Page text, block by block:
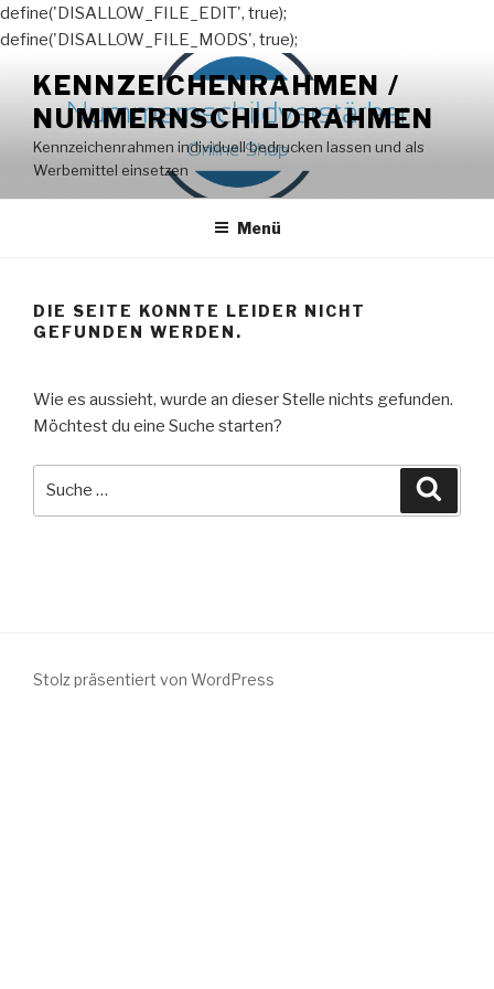
define('DISALLOW_FILE_EDIT', true);
define('DISALLOW_FILE_MODS', true);
Inhalt
springen
KENNZEICHENRAHMEN /
NUMMERNSCHILDRAHMEN
Kennzeichenrahmen individuell bedrucken lassen und als
Werbemittel einsetzen
Menü
DIE SEITE KONNTE LEIDER NICHT
GEFUNDEN WERDEN.
Wie es aussieht, wurde an dieser Stelle nichts gefunden.
Möchtest du eine Suche starten?
Stolz präsentiert von WordPress